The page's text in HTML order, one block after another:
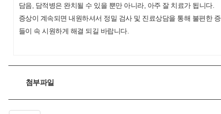
담음, 담적병은 완치될 수 있을 뿐만 아니라, 아주 잘 치료가 됩니다.
증상이 계속되면 내원하셔서 정밀 검사 및 진료상담을 통해 불편한
들이 속 시원하게 해결 되길 바랍니다.
첨부파일